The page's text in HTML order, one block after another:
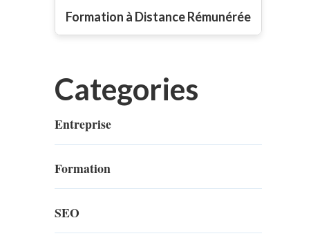
Formation à Distance Rémunérée
Categories
Entreprise
Formation
SEO